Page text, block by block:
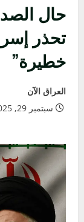
حال
تحذر
خطيرة”
العراق الآن
سبتمبر 29, 2025